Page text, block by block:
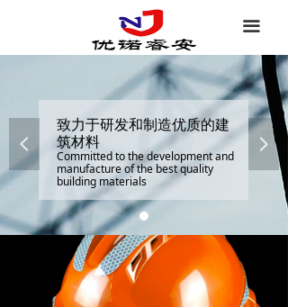
끀
致力于研发和制造优质的建
筑材料
Committed to the development and
manufacture of the best quality
building materials
넳 넲